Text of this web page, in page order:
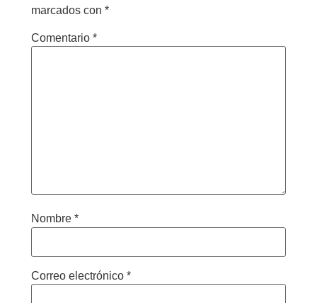
marcados con *
Comentario *
Nombre *
Correo electrónico *